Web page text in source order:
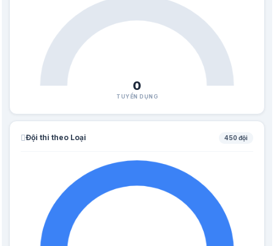
0
TUYỂN DỤNG
Đội thi theo Loại 450 đội